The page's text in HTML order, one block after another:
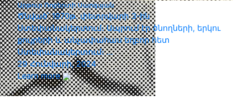
Արթուր Ռոբերտի Սարգսյան
Ծնված՝ 1970թ․ փետրվարի 3-ին
Ստեփանակերտում։ Ապրում էր ծնողների, երկու
քույրերի և անչափահաս եղբոր հետ
Ստեփանակերտում։ …
29 Հունվարի, 2024
Learn more